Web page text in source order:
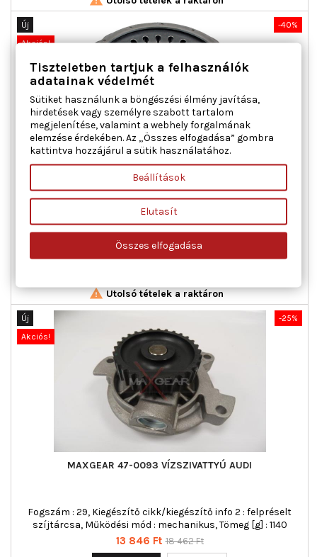
-40%
Új
Akciós!
FEBI BILSTEIN 105327 KUPLUNGNYOMÓLAP MAN
Külső átmérő [mm] : 395,0, OE-számhoz : 81.30305.0233,
Szervizinformáció figyelembe veendő : , Tömeg [kg] : 28,184
Ár
133 772 FtNormál
222 954 Ft
Utolsó tételek a raktáron
-25%
Új
Akciós!
MAXGEAR 47-0093 VÍZSZIVATTYÚ AUDI
Fogszám : 29, Kiegészítő cikk/kiegészítő info 2 : felpréselt
szíjtárcsa, Működési mód : mechanikus, Tömeg [g] : 1140
Ár
13 846 Ft Normál
18 462 Ft
Tiszteletben tartjuk a felhasználók
adatainak védelmét
Sütiket használunk a böngészési élmény javítása,
hirdetések vagy személyre szabott tartalom
megjelenítése, valamint a webhely forgalmának
elemzése érdekében. Az „Összes elfogadása” gombra
kattintva hozzájárul a sütik használatához.
Beállítások
Elutasít
Összes elfogadása